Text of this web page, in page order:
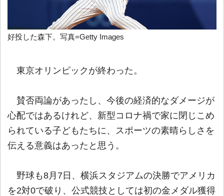
好投した森下。写真=Getty Images
東京オリンピックが終わった。
賛否両論があったし、今後の経済的なダメージが
心配ではあるけれど、新型コロナ禍で家に閉じこめ
られている子どもたちに、スポーツの素晴らしさを
伝える意義はあったと思う。
野球も8月7日、横浜スタジアムの決勝でアメリカ
を2対0で破り、公式競技としては初の金メダル獲得